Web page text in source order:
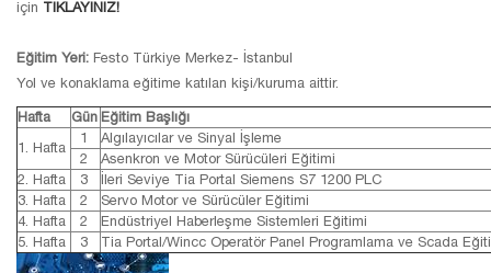
için TIKLAYINIZ!
Eğitim Yeri: Festo Türkiye Merkez- İstanbul
Yol ve konaklama eğitime katılan kişi/kuruma aittir.
Hafta Gün Eğitim Başlığı
1. Hafta
1
Algılayıcılar ve Sinyal İşleme
2
Asenkron ve Motor Sürücüleri Eğitimi
2. Hafta
3
İleri Seviye Tia Portal Siemens S7 1200 PLC
3. Hafta
2
Servo Motor ve Sürücüler Eğitimi
4. Hafta
2
Endüstriyel Haberleşme Sistemleri Eğitimi
5. Hafta
3 Tia Portal/Wincc Operatör Panel Programlama ve Scada